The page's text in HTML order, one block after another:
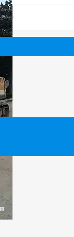
二手压路机报价